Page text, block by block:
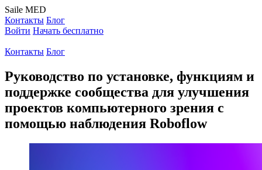
Saile MED
Контакты Блог
Войти Начать бесплатно
Контакты Блог
Руководство по установке, функциям и
поддержке сообщества для улучшения
проектов компьютерного зрения с
помощью наблюдения Roboflow